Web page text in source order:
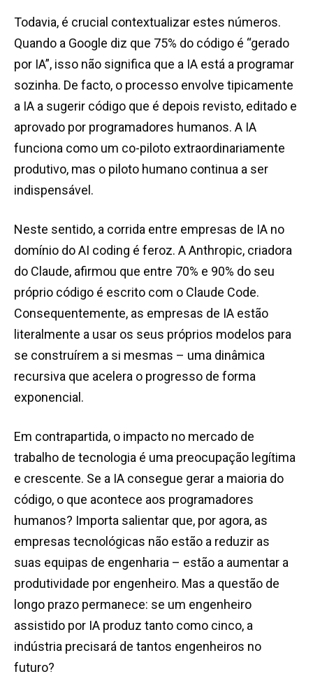
Todavia, é crucial contextualizar estes números.
Quando a Google diz que 75% do código é “gerado
por IA”, isso não significa que a IA está a programar
sozinha. De facto, o processo envolve tipicamente
a IA a sugerir código que é depois revisto, editado e
aprovado por programadores humanos. A IA
funciona como um co-piloto extraordinariamente
produtivo, mas o piloto humano continua a ser
indispensável.
Neste sentido, a corrida entre empresas de IA no
domínio do AI coding é feroz. A Anthropic, criadora
do Claude, afirmou que entre 70% e 90% do seu
próprio código é escrito com o Claude Code.
Consequentemente, as empresas de IA estão
literalmente a usar os seus próprios modelos para
se construírem a si mesmas – uma dinâmica
recursiva que acelera o progresso de forma
exponencial.
Em contrapartida, o impacto no mercado de
trabalho de tecnologia é uma preocupação legítima
e crescente. Se a IA consegue gerar a maioria do
código, o que acontece aos programadores
humanos? Importa salientar que, por agora, as
empresas tecnológicas não estão a reduzir as
suas equipas de engenharia – estão a aumentar a
produtividade por engenheiro. Mas a questão de
longo prazo permanece: se um engenheiro
assistido por IA produz tanto como cinco, a
indústria precisará de tantos engenheiros no
futuro?